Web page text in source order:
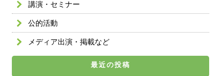
講演・セミナー
公的活動
メディア出演・掲載など
最近の投稿